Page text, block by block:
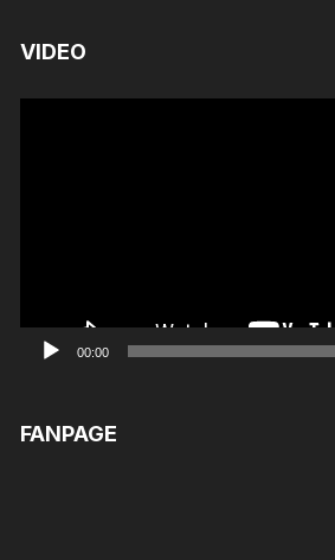
VIDEO
00:00
FANPAGE